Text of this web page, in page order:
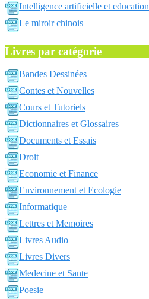
Intelligence artificielle et education
Le miroir chinois
Livres par catégorie
Bandes Dessinées
Contes et Nouvelles
Cours et Tutoriels
Dictionnaires et Glossaires
Documents et Essais
Droit
Economie et Finance
Environnement et Ecologie
Informatique
Lettres et Memoires
Livres Audio
Livres Divers
Medecine et Sante
Poesie